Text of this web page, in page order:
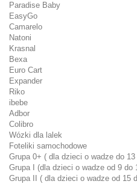
Paradise Baby
EasyGo
Camarelo
Natoni
Krasnal
Bexa
Euro Cart
Expander
Riko
ibebe
Adbor
Colibro
Wózki dla lalek
Foteliki samochodowe
Grupa 0+ ( dla dzieci o wadze do 13
Grupa I (dla dzieci o wadze od 9 do
Grupa II ( dla dzieci o wadze od 15